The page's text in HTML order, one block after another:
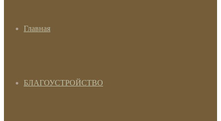
Главная
БЛАГОУСТРОЙСТВО